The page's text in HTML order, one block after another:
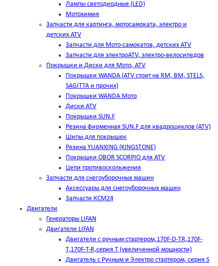
Лампы светодиодные (LED)
Мотохимия
Запчасти для картинга, мотосамоката, электро и
детских ATV
Запчасти для Мото-самокатов, детских ATV
Запчасти для электроATV, электро-велосипедов
Покрышки и Диски для Мото, ATV
Покрышки WANDA (АТV стоит на RM, BM, STELS,
SAGITTA и прочих)
Покрышки WANDA Мото
Диски ATV
Покрышки SUN.F
Резина фирменная SUN.F для квадроциклов (АТV)
Шипы для покрышек
Резина YUANXING (KINGSTONE)
Покрышки OBOR SCORPIO для ATV
Цепи противоскольжения
Запчасти для снегоуборочных машин
Аксессуары для снегоуборочных машин
Запчасти КСМ24
Двигатели
Генераторы LIFAN
Двигатели LIFAN
Двигатели с ручным стартером,170F-D-TR,170F-
T,170F-T-R,серия Т (увеличенной мощности)
Двигатель с Ручным и Электро стартером, серия S